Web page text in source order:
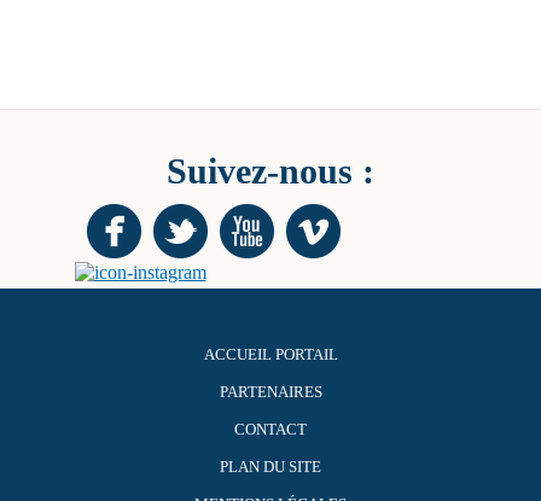
Suivez-nous :
ACCUEIL PORTAIL
PARTENAIRES
CONTACT
PLAN DU SITE